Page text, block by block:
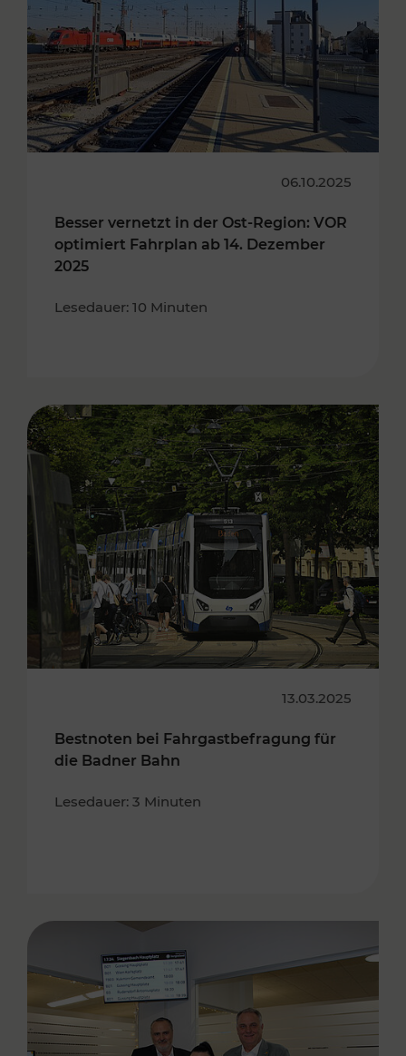
06.10.2025
Besser vernetzt in der Ost-Region: VOR
optimiert Fahrplan ab 14. Dezember
2025
Lesedauer: 10 Minuten
13.03.2025
Bestnoten bei Fahrgastbefragung für
die Badner Bahn
Lesedauer: 3 Minuten